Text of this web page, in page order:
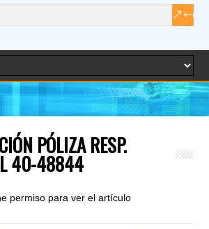
PÓLIZA RESP.
40-48844
permiso para ver el artículo